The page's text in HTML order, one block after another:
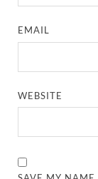
EMAIL
WEBSITE